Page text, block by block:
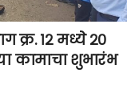
क्र. १२ मध्ये २०
कामाचा शुभारंभ